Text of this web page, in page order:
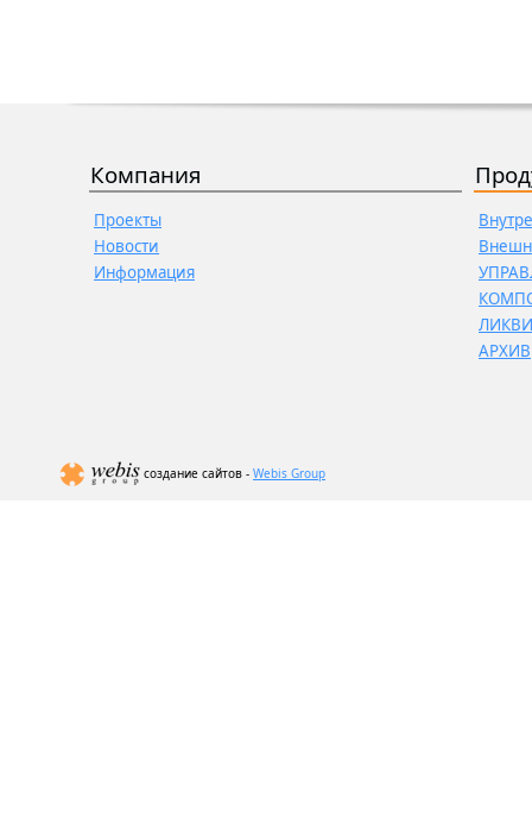
Компания
Проекты
Новости
Информация
АРХИВ
создание сайтов - Webis Group